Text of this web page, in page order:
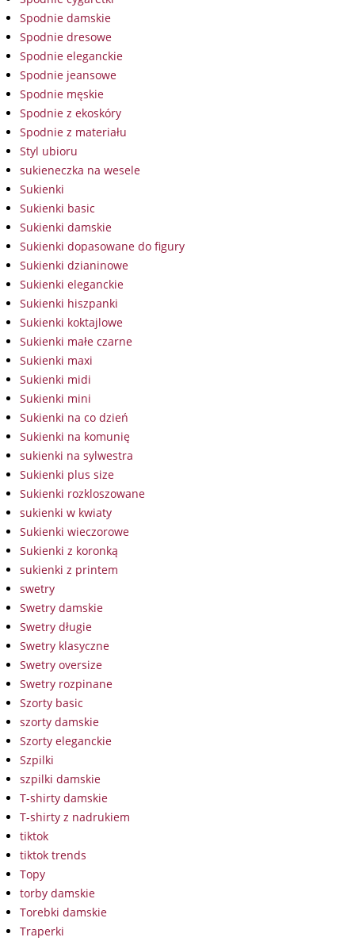
Spodnie damskie
Spodnie dresowe
Spodnie eleganckie
Spodnie jeansowe
Spodnie męskie
Spodnie z ekoskóry
Spodnie z materiału
Styl ubioru
sukieneczka na wesele
Sukienki
Sukienki basic
Sukienki damskie
Sukienki dopasowane do figury
Sukienki dzianinowe
Sukienki eleganckie
Sukienki hiszpanki
Sukienki koktajlowe
Sukienki małe czarne
Sukienki maxi
Sukienki midi
Sukienki mini
Sukienki na co dzień
Sukienki na komunię
sukienki na sylwestra
Sukienki plus size
Sukienki rozkloszowane
sukienki w kwiaty
Sukienki wieczorowe
Sukienki z koronką
sukienki z printem
swetry
Swetry damskie
Swetry długie
Swetry klasyczne
Swetry oversize
Swetry rozpinane
Szorty basic
szorty damskie
Szorty eleganckie
Szpilki
szpilki damskie
T-shirty damskie
T-shirty z nadrukiem
tiktok
tiktok trends
Topy
torby damskie
Torebki damskie
Traperki